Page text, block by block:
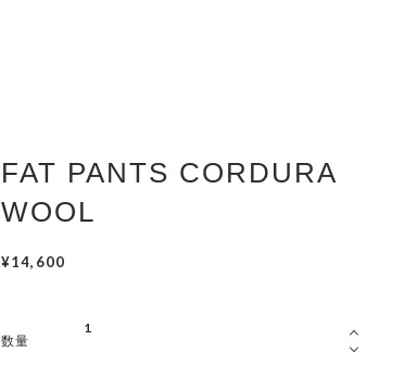
FAT PANTS CORDURA
WOOL
¥14,600
数量